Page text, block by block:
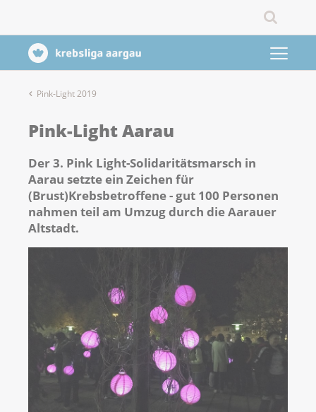
Pink-Light 2019
Pink-Light Aarau
Der 3. Pink Light-Solidaritätsmarsch in
Aarau setzte ein Zeichen für
(Brust)Krebsbetroffene - gut 100 Personen
nahmen teil am Umzug durch die Aarauer
Altstadt.